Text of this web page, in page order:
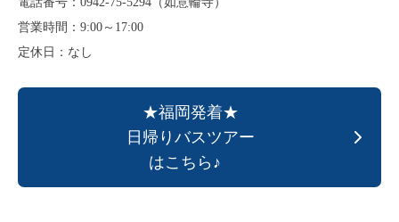
営業時間：9:00～17:00
定休日：なし
★福岡発着★
日帰りバスツアー
はこちら♪